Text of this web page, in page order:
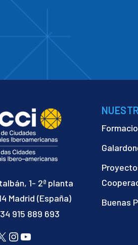
1- 2ª planta
Madrid (España)
915 889 693
Instagram
YouTube
Buenas